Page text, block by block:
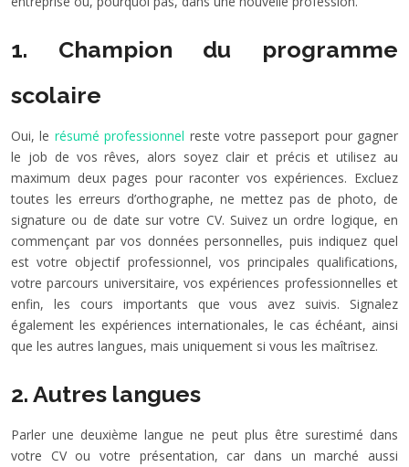
1. Champion du programme
scolaire
Oui, le résumé professionnel reste votre passeport pour gagner
le job de vos rêves, alors soyez clair et précis et utilisez au
maximum deux pages pour raconter vos expériences. Excluez
toutes les erreurs d’orthographe, ne mettez pas de photo, de
signature ou de date sur votre CV. Suivez un ordre logique, en
commençant par vos données personnelles, puis indiquez quel
est votre objectif professionnel, vos principales qualifications,
votre parcours universitaire, vos expériences professionnelles et
enfin, les cours importants que vous avez suivis. Signalez
également les expériences internationales, le cas échéant, ainsi
que les autres langues, mais uniquement si vous les maîtrisez.
2. Autres langues
Parler une deuxième langue ne peut plus être surestimé dans
votre CV ou votre présentation, car dans un marché aussi